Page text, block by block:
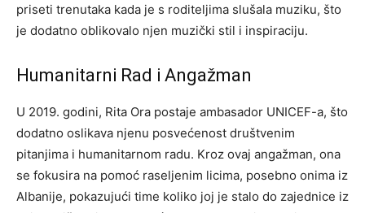
priseti trenutaka kada je s roditeljima slušala muziku, što
je dodatno oblikovalo njen muzički stil i inspiraciju.
Humanitarni Rad i Angažman
U 2019. godini, Rita Ora postaje ambasador UNICEF-a, što
dodatno oslikava njenu posvećenost društvenim
pitanjima i humanitarnom radu. Kroz ovaj angažman, ona
se fokusira na pomoć raseljenim licima, posebno onima iz
Albanije, pokazujući time koliko joj je stalo do zajednice iz